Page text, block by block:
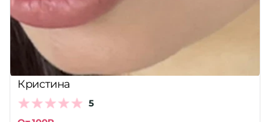
Принимает сертификаты
Кристина
5